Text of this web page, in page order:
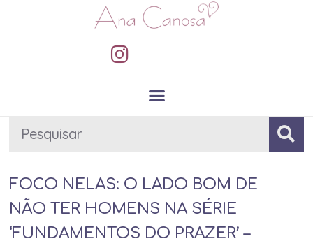
FOCO NELAS: O LADO BOM DE
NÃO TER HOMENS NA SÉRIE
‘FUNDAMENTOS DO PRAZER’ –